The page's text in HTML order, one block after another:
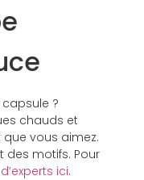
?
chauds et
que vous aimez.
des motifs. Pour
ici.